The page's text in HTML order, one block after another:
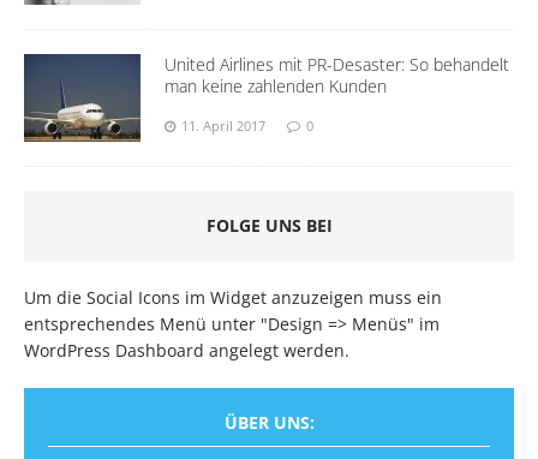
United Airlines mit PR-Desaster: So behandelt
man keine zahlenden Kunden
11. April 2017 0
FOLGE UNS BEI
Um die Social Icons im Widget anzuzeigen muss ein
entsprechendes Menü unter "Design => Menüs" im
WordPress Dashboard angelegt werden.
ÜBER UNS: